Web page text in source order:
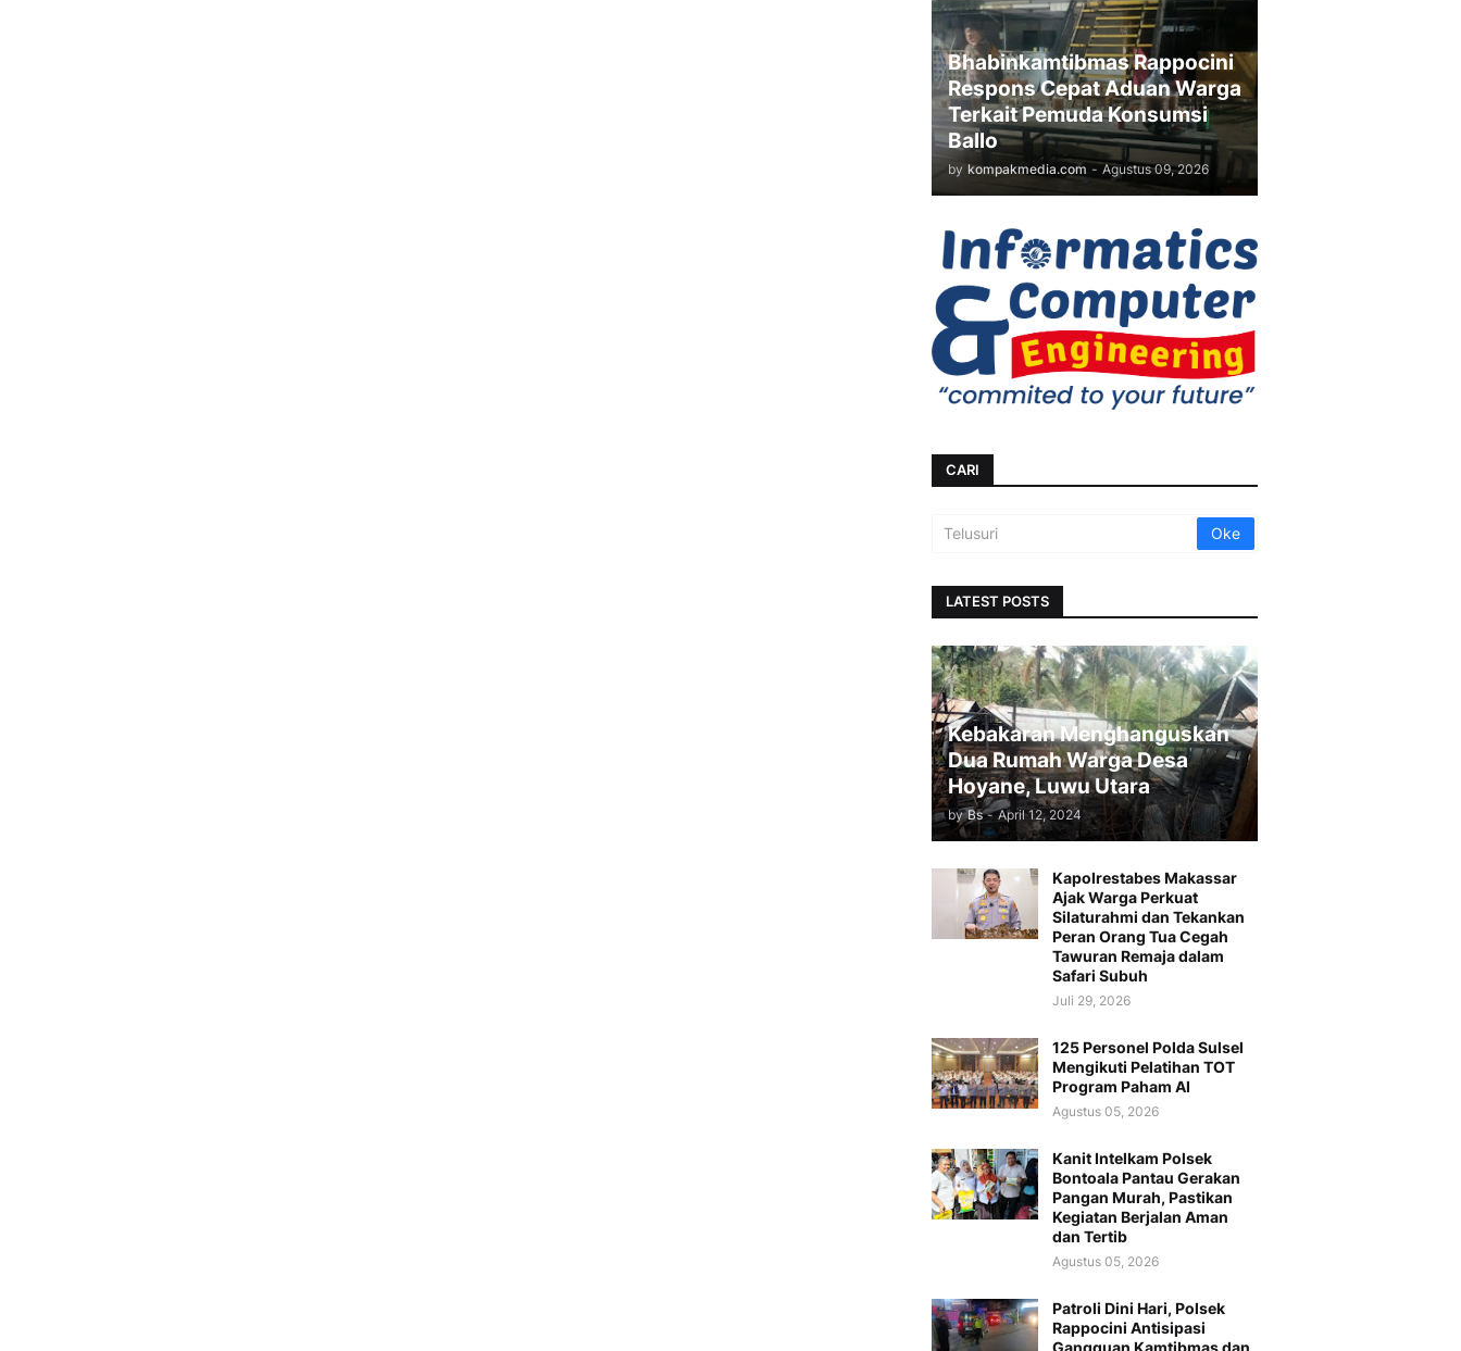
Bhabinkamtibmas Rappocini
Respons Cepat Aduan Warga
Terkait Pemuda Konsumsi
Ballo
by kompakmedia.com - Agustus 09, 2026
CARI
LATEST POSTS
Kebakaran Menghanguskan
Dua Rumah Warga Desa
Hoyane, Luwu Utara
by Bs - April 12, 2024
Kapolrestabes Makassar
Ajak Warga Perkuat
Silaturahmi dan Tekankan
Peran Orang Tua Cegah
Tawuran Remaja dalam
Safari Subuh
Juli 29, 2026
125 Personel Polda Sulsel
Mengikuti Pelatihan TOT
Program Paham AI
Agustus 05, 2026
Kanit Intelkam Polsek
Bontoala Pantau Gerakan
Pangan Murah, Pastikan
Kegiatan Berjalan Aman
dan Tertib
Agustus 05, 2026
Patroli Dini Hari, Polsek
Rappocini Antisipasi
Gangguan Kamtibmas dan